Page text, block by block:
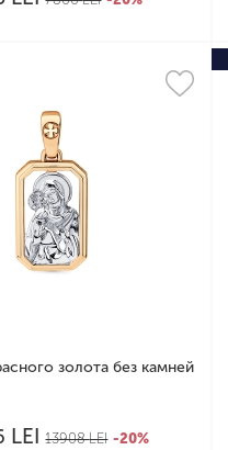
золота без камней
LEI 13908LEI -20%